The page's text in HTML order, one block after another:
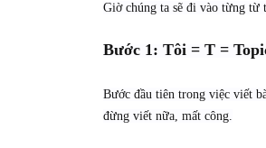
Giờ chúng ta sẽ đi vào từng từ
Bước 1: Tôi = T =
Bước đầu tiên trong việc viết
đừng viết nữa, mất công.